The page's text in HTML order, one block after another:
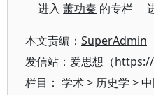
进入萧功秦 的专栏
本文责编： SuperAdmin
发信站：爱思想（
栏目： 学术> 历史学 >